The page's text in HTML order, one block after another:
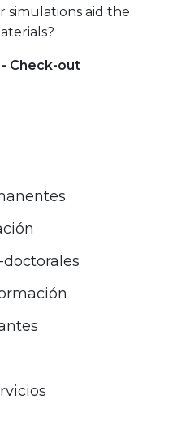
simulations aid the
Check-out